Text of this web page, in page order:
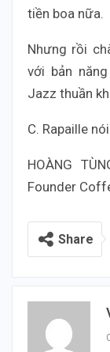
tiền boa nữa.
Nhưng rồi
với bản
Jazz thuần
C. Rapaille
HOÀNG
Founder
Share